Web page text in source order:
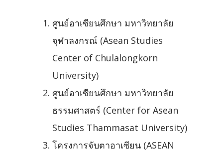
ศูนย์อาเซียนศึกษา มหาวิทยาลัย
จุฬาลงกรณ์ (Asean Studies
Center of Chulalongkorn
University)
ศูนย์อาเซียนศึกษา มหาวิทยาลัย
ธรรมศาสตร์ (Center for Asean
Studies Thammasat University)
โครงการจับตาอาเซียน (ASEAN